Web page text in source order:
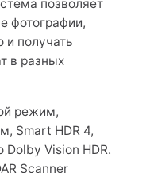
позволяет
фотографии,
и получать
в разных
режим,
Smart HDR 4,
Dolby Vision HDR.
Scanner